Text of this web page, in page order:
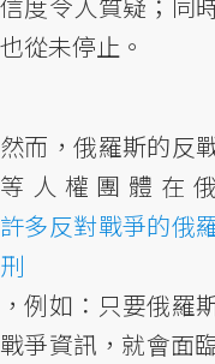
也從未停止。
然而，俄羅斯的反
等人權團體在
許多反對戰爭的俄
刑
，例如：只要俄羅
戰爭資訊，就會面